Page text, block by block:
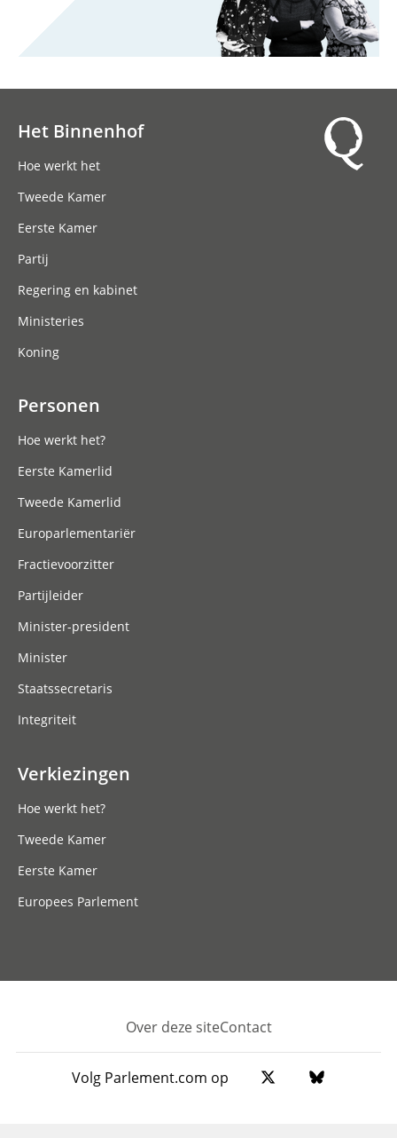
Het Binnenhof
Hoe werkt het
Tweede Kamer
Eerste Kamer
Partij
Regering en kabinet
Ministeries
Koning
Personen
Hoe werkt het?
Eerste Kamerlid
Tweede Kamerlid
Europarlementariër
Fractievoorzitter
Partijleider
Minister-president
Minister
Staatssecretaris
Integriteit
Verkiezingen
Hoe werkt het?
Tweede Kamer
Eerste Kamer
Europees Parlement
Footer
Over deze siteContact
Volg Parlement.com op